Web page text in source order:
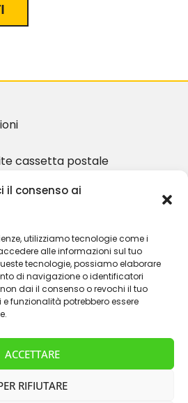
il consenso ai
utilizziamo tecnologie come i
alle informazioni sul tuo
tecnologie, possiamo elaborare
di navigazione o identificatori
dai il consenso o revochi il tuo
funzionalità potrebbero essere
ACCETTARE
RIFIUTARE
cassetta postale
prodotto
Kappa Coupè
Delta Integrale
Kappa
Ypsilon